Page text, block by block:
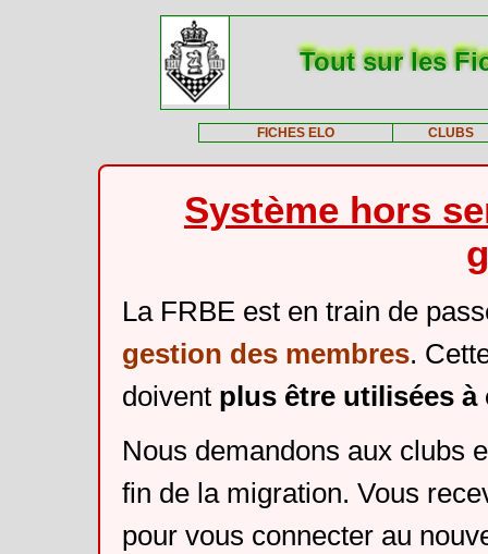
Tout sur les
FICHES ELO CLUBS
Système hors
La FRBE est en train de
gestion des membres.
doivent plus être utilisées
Nous demandons aux clubs
fin de la migration. Vous
pour vous connecter au